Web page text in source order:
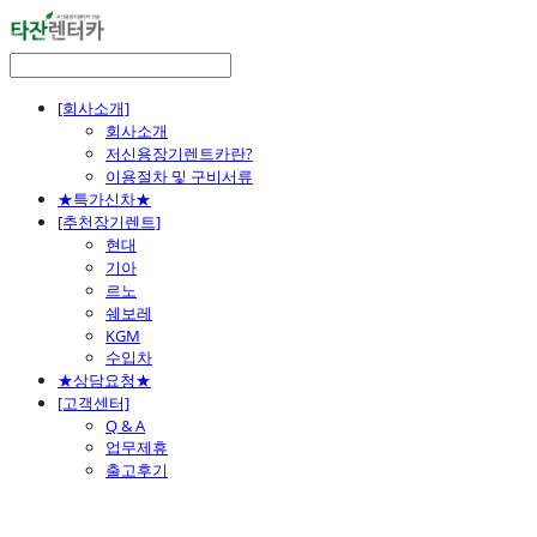
[회사소개]
회사소개
저신용장기렌트카란?
이용절차 및 구비서류
★특가신차★
[추천장기렌트]
현대
기아
르노
쉐보레
KGM
수입차
★상담요청★
[고객센터]
Q & A
업무제휴
출고후기